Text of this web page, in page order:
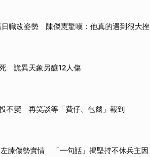
職改姿勢 陳傑憲驚嘆：他真的遇到很大挫
詭異天象另釀12人傷
不變 再笑談等「費仔、包爾」報到
膝傷勢實情 「一句話」揭堅持不休兵主因